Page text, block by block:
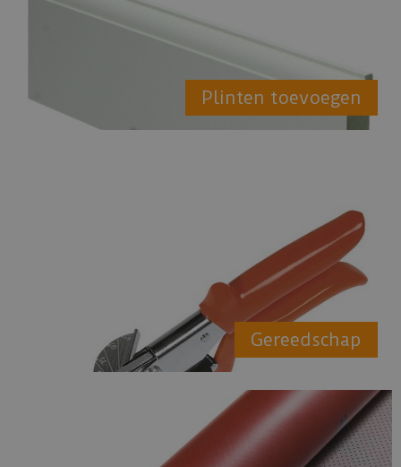
Plinten toevoegen
Gereedschap